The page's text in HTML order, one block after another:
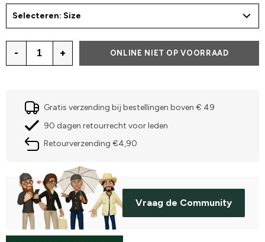
Selecteren: Size
- + ONLINE NIET OP VOORRAAD
Gratis verzending bij bestellingen boven € 49
90 dagen retourrecht voor leden
Retourverzending €4,90
Vraag de Community